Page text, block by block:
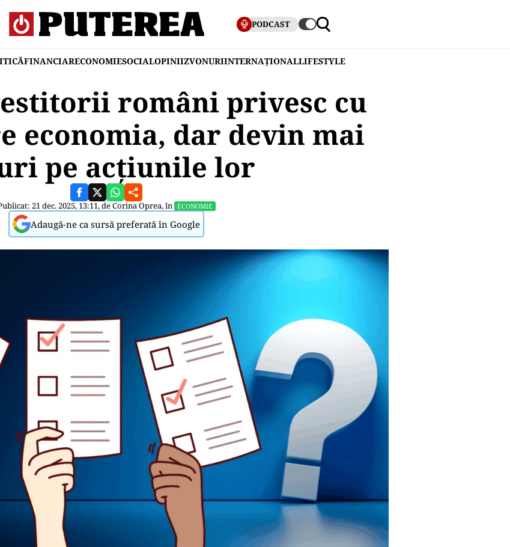
PODCAST
FINANCIARECONOMIESOCIALOPINIIZVONURIINTERNAȚIONALLIFESTYLE
români privesc cu
economia, dar devin mai
pe acțiunile lor
21 dec. 2025, 13:11, deCorina Oprea, în ECONOMIE
Adaugă-ne ca sursă preferată în Google